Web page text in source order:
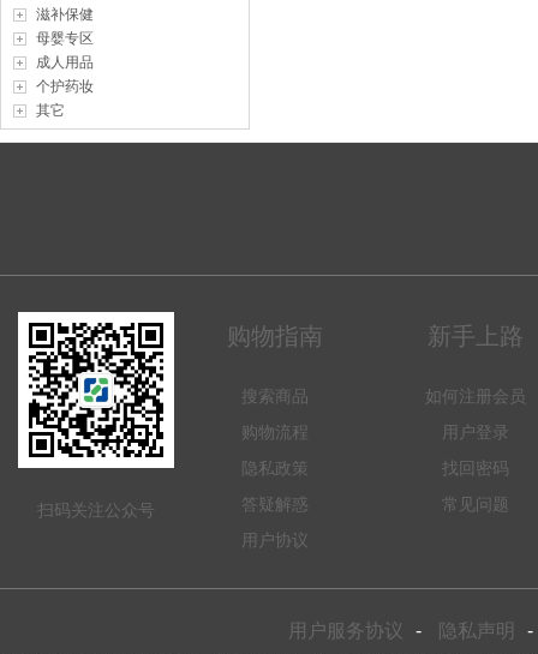
滋补保健
母婴专区
成人用品
个护药妆
其它
扫码关注公众号
购物指南
搜索商品
购物流程
隐私政策
答疑解惑
用户协议
新手上路
如何注册会员
用户登录
找回密码
常见问题
用户服务协议 - 隐私声明
-